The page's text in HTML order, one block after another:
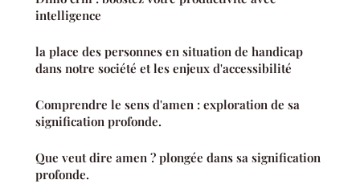
intelligence
la place des personnes en situation de handicap
dans notre société et les enjeux d'accessibilité
Comprendre le sens d'amen : exploration de sa
signification profonde.
Que veut dire amen ? plongée dans sa signification
profonde.